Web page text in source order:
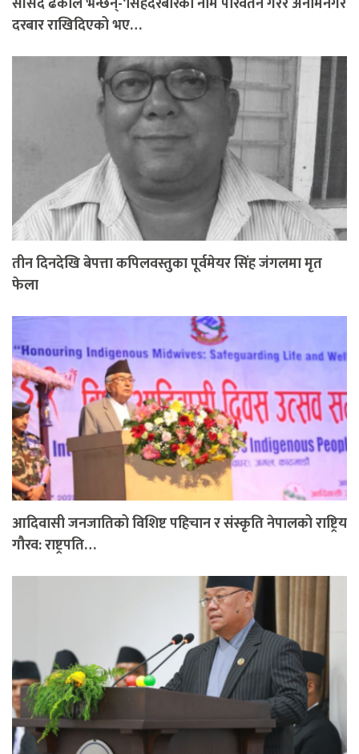
दरबार राखिदिएको भए…
तीन दिनदेखि बेपत्ता कपिलवस्तुका पूर्वमेयर सिंह जंगलमा मृत
फेला
आदिवासी जनजातिको विशिष्ट पहिचान र संस्कृति नेपालको राष्ट्रिय
गौरव: राष्ट्रपति…